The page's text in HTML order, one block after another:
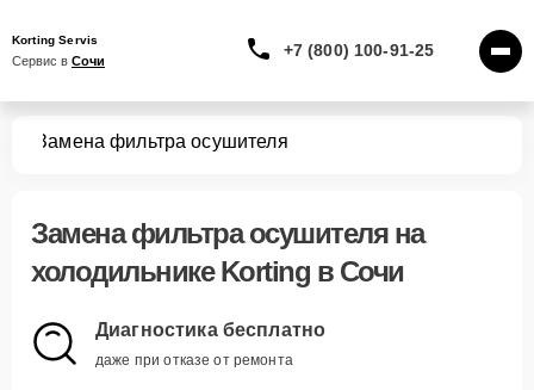
Korting Servis
Сервис в Сочи
+7 (800) 100-91-25
Замена фильтра осушителя
Замена фильтра осушителяна
холодильнике Korting в Сочи
Диагностика бесплатно
даже при отказе от ремонта